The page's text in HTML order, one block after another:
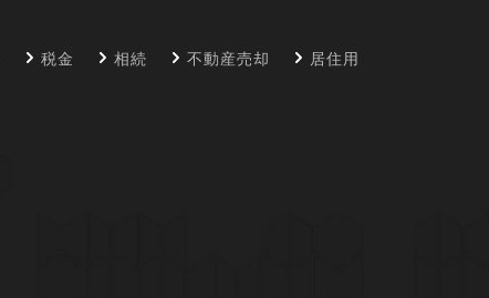
税金 相続 不動産売却 居住用